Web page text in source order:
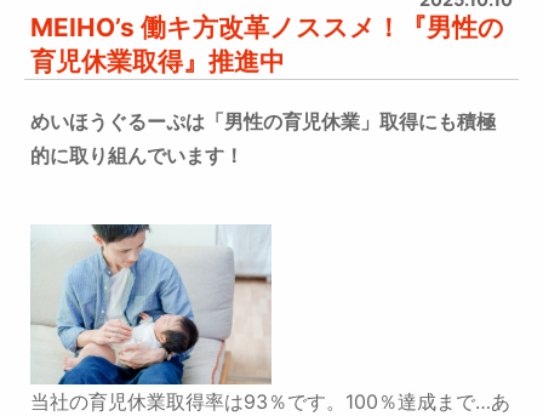
MEIHO’s 働キ方改革ノススメ！『男性の
育児休業取得』推進中
めいほうぐるーぷは「男性の育児休業」取得にも積極
的に取り組んでいます！
当社の育児休業取得率は93％です。100％達成まで…あ